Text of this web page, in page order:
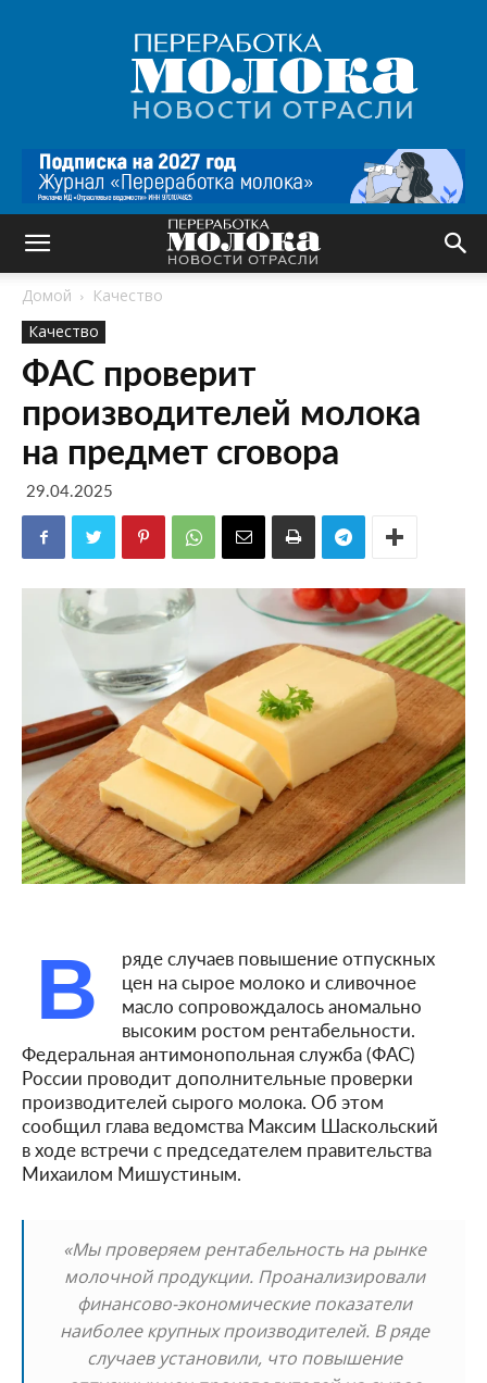
Переработка
молока
|
Новости
Домой
Качество
Качество
ФАС проверит
производителей молока
на предмет сговора
29.04.2025
В
ряде случаев повышение отпускных
цен на сырое молоко и сливочное
масло сопровождалось аномально
высоким ростом рентабельности.
Федеральная антимонопольная служба (ФАС)
России проводит дополнительные проверки
производителей сырого молока. Об этом
сообщил глава ведомства Максим Шаскольский
в ходе встречи с председателем правительства
Михаилом Мишустиным.
«Мы проверяем рентабельность на рынке
молочной продукции. Проанализировали
финансово-экономические показатели
наиболее крупных производителей. В ряде
случаев установили, что повышение